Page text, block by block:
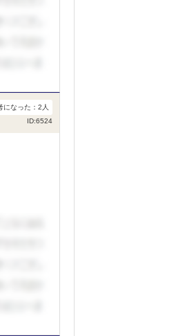
ID:6524
になった： 2 人